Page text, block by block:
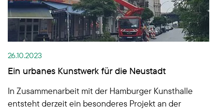
26.10.2023
Ein urbanes Kunstwerk für die Neustadt
In Zusammenarbeit mit der Hamburger Kunsthalle
entsteht derzeit ein besonderes Projekt an der